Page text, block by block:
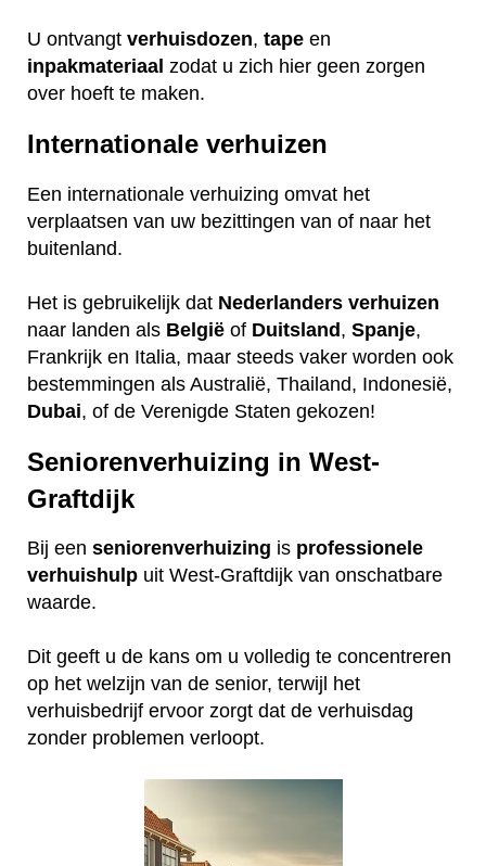
U ontvangt verhuisdozen, tape en
inpakmateriaal zodat u zich hier geen zorgen
over hoeft te maken.
Internationale verhuizen
Een internationale verhuizing omvat het
verplaatsen van uw bezittingen van of naar het
buitenland.
Het is gebruikelijk dat Nederlanders verhuizen
naar landen als België of Duitsland, Spanje,
Frankrijk en Italia, maar steeds vaker worden ook
bestemmingen als Australië, Thailand, Indonesië,
Dubai, of de Verenigde Staten gekozen!
Seniorenverhuizing in West-
Graftdijk
Bij een seniorenverhuizing is professionele
verhuishulp uit West-Graftdijk van onschatbare
waarde.
Dit geeft u de kans om u volledig te concentreren
op het welzijn van de senior, terwijl het
verhuisbedrijf ervoor zorgt dat de verhuisdag
zonder problemen verloopt.